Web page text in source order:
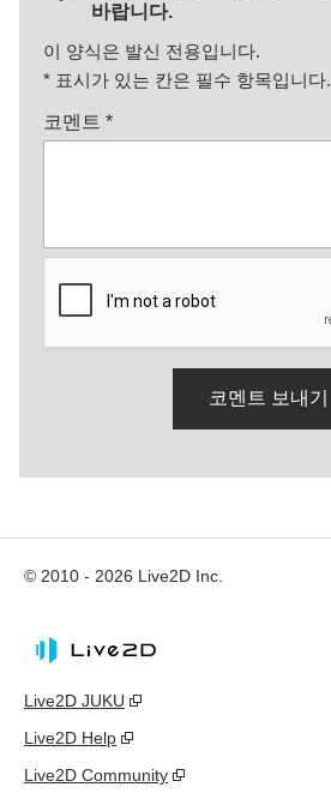
바랍니다.
이 양식은 발신 전용입니다.
* 표시가 있는 칸은 필수 항목입니다.
코멘트 *
© 2010 - 2026 Live2D Inc.
Live2D JUKU
Live2D Help
Live2D Community